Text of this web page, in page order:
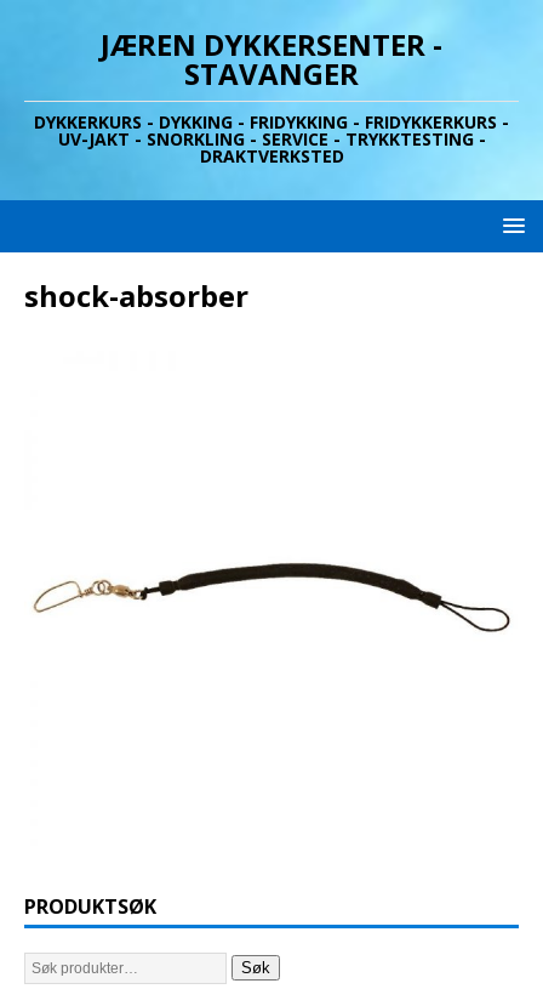
JÆREN DYKKERSENTER -
STAVANGER
DYKKERKURS - DYKKING - FRIDYKKING - FRIDYKKERKURS -
UV-JAKT - SNORKLING - SERVICE - TRYKKTESTING -
DRAKTVERKSTED
shock-absorber
PRODUKTSØK
Søk